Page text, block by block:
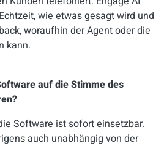
wie etwas gesagt wird und
woraufhin der Agent oder die
kann.
auf die Stimme des
Software ist sofort einsetzbar.
auch unabhängig von der